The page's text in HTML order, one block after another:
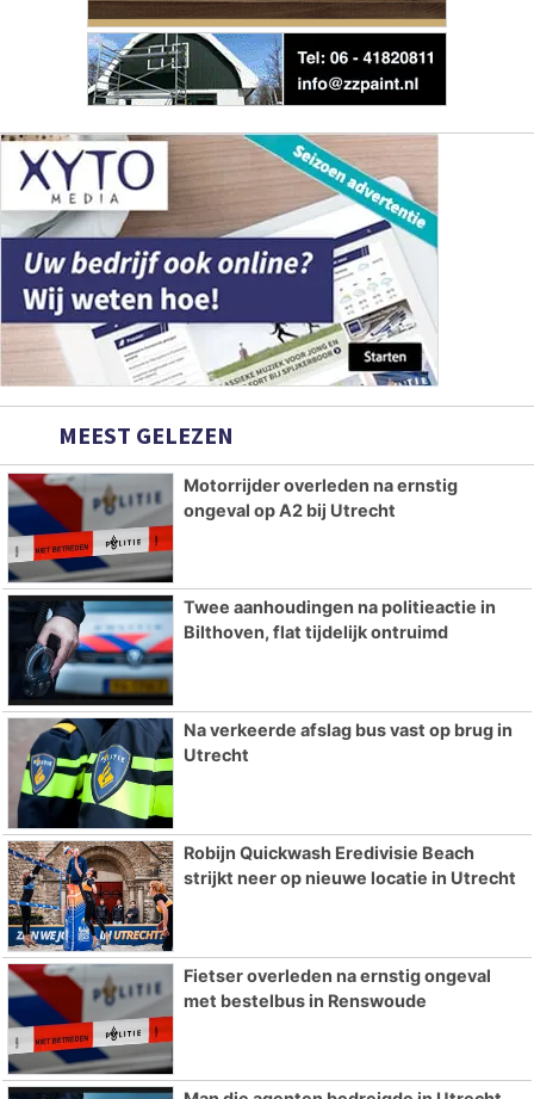
MEEST GELEZEN
Motorrijder overleden na ernstig
ongeval op A2 bij Utrecht
Twee aanhoudingen na politieactie in
Bilthoven, flat tijdelijk ontruimd
Na verkeerde afslag bus vast op brug in
Utrecht
Robijn Quickwash Eredivisie Beach
strijkt neer op nieuwe locatie in Utrecht
Fietser overleden na ernstig ongeval
met bestelbus in Renswoude